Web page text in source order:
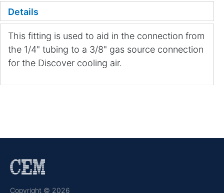
Details
This fitting is used to aid in the connection from
the 1/4" tubing to a 3/8" gas source connection
for the Discover cooling air.
Copyright © 2026